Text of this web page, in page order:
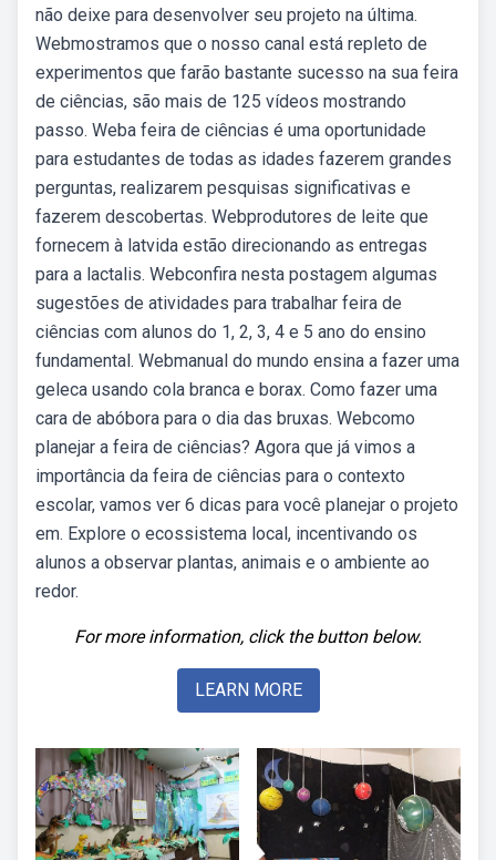
não deixe para desenvolver seu projeto na última.
Webmostramos que o nosso canal está repleto de
experimentos que farão bastante sucesso na sua feira
de ciências, são mais de 125 vídeos mostrando
passo. Weba feira de ciências é uma oportunidade
para estudantes de todas as idades fazerem grandes
perguntas, realizarem pesquisas significativas e
fazerem descobertas. Webprodutores de leite que
fornecem à latvida estão direcionando as entregas
para a lactalis. Webconfira nesta postagem algumas
sugestões de atividades para trabalhar feira de
ciências com alunos do 1, 2, 3, 4 e 5 ano do ensino
fundamental. Webmanual do mundo ensina a fazer uma
geleca usando cola branca e borax. Como fazer uma
cara de abóbora para o dia das bruxas. Webcomo
planejar a feira de ciências? Agora que já vimos a
importância da feira de ciências para o contexto
escolar, vamos ver 6 dicas para você planejar o projeto
em. Explore o ecossistema local, incentivando os
alunos a observar plantas, animais e o ambiente ao
redor.
For more information, click the button below.
LEARN MORE